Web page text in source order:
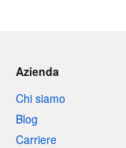
Azienda
Chi siamo
Blog
Carriere